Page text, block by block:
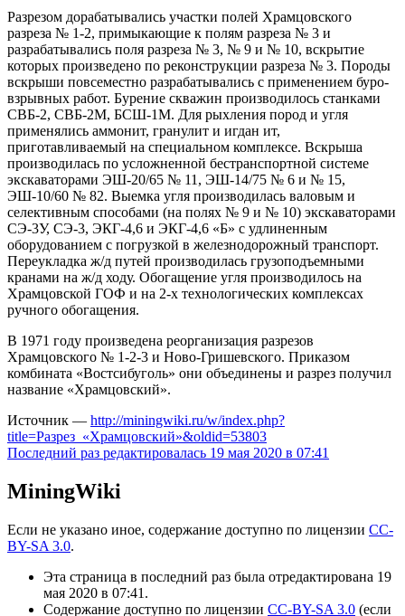
Разрезом дорабатывались участки полей Храмцовского
разреза № 1-2, примыкающие к полям разреза № 3 и
разрабатывались поля разреза № 3, № 9 и № 10, вскрытие
которых произведено по реконструкции разреза № 3. Породы
вскрыши повсеместно разрабатывались с применением буро-
взрывных работ. Бурение скважин производилось станками
СВБ-2, СВБ-2М, БСШ-1М. Для рыхления пород и угля
применялись аммонит, гранулит и игдан ит,
приготавливаемый на специальном комплексе. Вскрыша
производилась по усложненной бестранспортной системе
экскаваторами ЭШ-20/65 № 11, ЭШ-14/75 № 6 и № 15,
ЭШ-10/60 № 82. Выемка угля производилась валовым и
селективным способами (на полях № 9 и № 10) экскаваторами
СЭ-3У, СЭ-3, ЭКГ-4,6 и ЭКГ-4,6 «Б» с удлиненным
оборудованием с погрузкой в железнодорожный транспорт.
Переукладка ж/д путей производилась грузоподъемными
кранами на ж/д ходу. Обогащение угля производилось на
Храмцовской ГОФ и на 2-х технологических комплексах
ручного обогащения.
В 1971 году произведена реорганизация разрезов
Храмцовского № 1-2-3 и Ново-Гришевского. Приказом
комбината «Востсибуголь» они объединены и разрез получил
название «Храмцовский».
Источник — http://miningwiki.ru/w/index.php?
title=Разрез_«Храмцовский»&oldid=53803
Последний раз редактировалась 19 мая 2020 в 07:41
MiningWiki
Если не указано иное, содержание доступно по лицензии CC-
BY-SA 3.0.
Эта страница в последний раз была отредактирована 19
мая 2020 в 07:41.
Содержание доступно по лицензии CC-BY-SA 3.0 (если